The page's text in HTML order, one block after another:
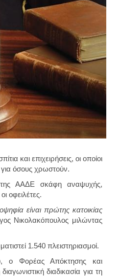
και επιχειρήσεις, οι οποίοι
για όσους χρωστούν.
της ΑΑΔΕ σκάφη αναψυχής,
οφειλέτες.
είναι πρώτης κατοικίας
Νικολακόπουλος μιλώντας
1.540 πλειστηριασμοί.
ο Φορέας Απόκτησης και
διαδικασία για τη